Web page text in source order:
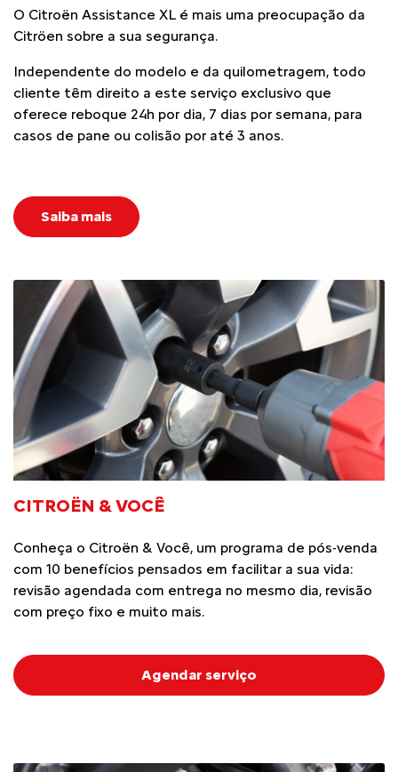
O Citroën Assistance XL é mais uma preocupação da
Citröen sobre a sua segurança.
Independente do modelo e da quilometragem, todo
cliente têm direito a este serviço exclusivo que
oferece reboque 24h por dia, 7 dias por semana, para
casos de pane ou colisão por até 3 anos.
Saiba mais
CITROËN & VOCÊ
Conheça o Citroën & Você, um programa de pós-venda
com 10 benefícios pensados em facilitar a sua vida:
revisão agendada com entrega no mesmo dia, revisão
com preço fixo e muito mais.
Agendar serviço